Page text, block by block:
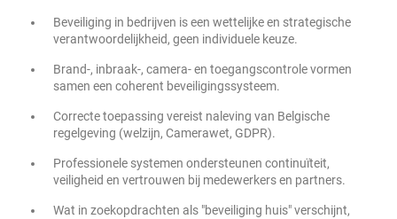
Beveiliging in bedrijven is een wettelijke en strategische
verantwoordelijkheid, geen individuele keuze.
Brand-, inbraak-, camera- en toegangscontrole vormen
samen een coherent beveiligingssysteem.
Correcte toepassing vereist naleving van Belgische
regelgeving (welzijn, Camerawet, GDPR).
Professionele systemen ondersteunen continuïteit,
veiligheid en vertrouwen bij medewerkers en partners.
Wat in zoekopdrachten als "beveiliging huis" verschijnt,